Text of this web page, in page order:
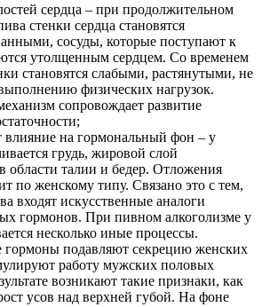
сердца – при продолжительном
стенки сердца становятся
сосуды, которые поступают к
утолщенным сердцем. Со временем
становятся слабыми, растянутыми, не
физических нагрузок.
сопровождает развитие
влияние на гормональный фон – у
грудь, жировой слой
области талии и бедер. Отложения
по женскому типу. Связано это с тем,
входят искусственные аналоги
гормонов. При пивном алкоголизме у
несколько иные процессы.
гормоны подавляют секрецию женских
работу мужских половых
возникают такие признаки, как
усов над верхней губой. На фоне